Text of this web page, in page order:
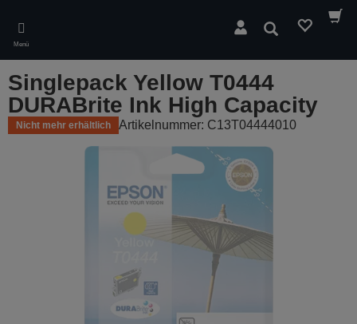
main
content
Menü
Suchen
Singlepack Yellow T0444
DURABrite Ink High Capacity
Nicht mehr erhältlich Artikelnummer: C13T04444010